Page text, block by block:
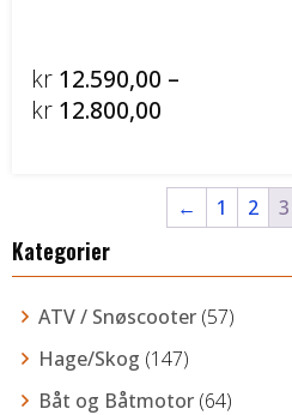
kr 12.590,00 –
kr 12.800,00Prisområde:
kr12.800,00
← 1 2 3
Kategorier
ATV / Snøscooter (57)
Hage/Skog (147)
Båt og Båtmotor (64)